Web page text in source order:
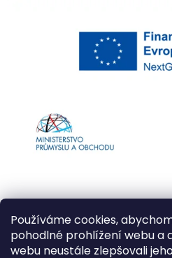
Používáme cookies,
pohodlné prohlížení webu a
webu neustále zlepšovali